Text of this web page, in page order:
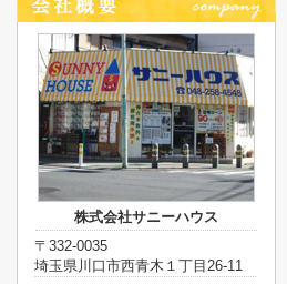
株式会社サニーハウス
〒332-0035
埼玉県川口市西青木１丁目26-11